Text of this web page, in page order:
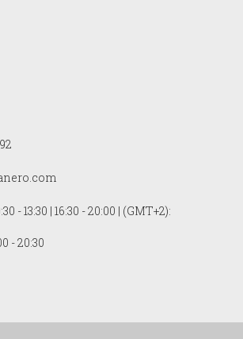
- 13:30 | 16:30 - 20:00 | (GMT+2):
- 20:30